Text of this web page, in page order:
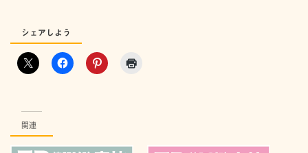
シェアしよう
関連